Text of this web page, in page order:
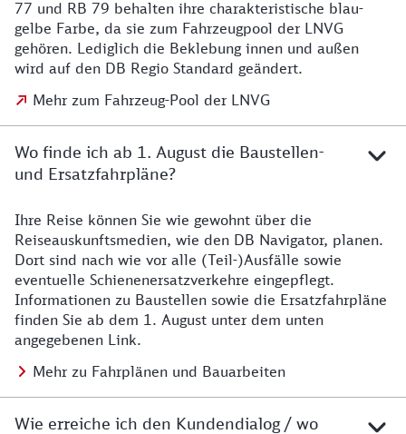
77 und RB 79 behalten ihre charakteristische blau-
gelbe Farbe, da sie zum Fahrzeugpool der LNVG
gehören. Lediglich die Beklebung innen und außen
wird auf den DB Regio Standard geändert.
Mehr zum Fahrzeug-Pool der LNVG
Wo finde ich ab 1. August die Baustellen-
und Ersatzfahrpläne?
Details zu Baustelle
Ihre Reise können Sie wie gewohnt über die
Reiseauskunftsmedien, wie den DB Navigator, planen.
Dort sind nach wie vor alle (Teil-)Ausfälle sowie
eventuelle Schienenersatzverkehre eingepflegt.
Informationen zu Baustellen sowie die Ersatzfahrpläne
finden Sie ab dem 1. August unter dem unten
angegebenen Link.
Mehr zu Fahrplänen und Bauarbeiten
Wie erreiche ich den Kundendialog / wo